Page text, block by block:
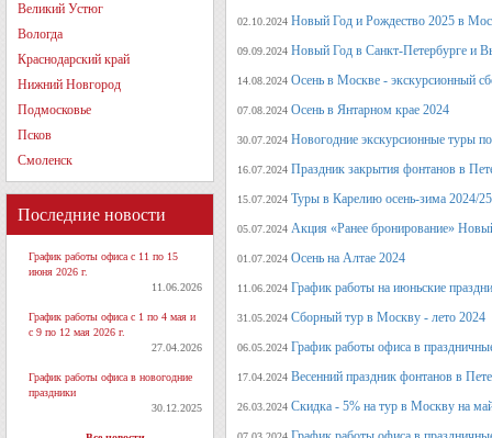
Великий Устюг
Вологда
Краснодарский край
Нижний Новгород
Подмосковье
Псков
Смоленск
Последние новости
График работы офиса с 11 по 15
июня 2026 г.
11.06.2026
График работы офиса с 1 по 4 мая и
с 9 по 12 мая 2026 г.
27.04.2026
График работы офиса в новогодние
праздники
30.12.2025
02.10.2024 Новый Год и Рождество 2025 в
09.09.2024 Новый Год в Санкт-Петербурге и
14.08.2024 Осень в Москве - экскурсионный
07.08.2024 Осень в Янтарном крае 2024
30.07.2024 Новогодние экскурсионные туры
16.07.2024 Праздник закрытия фонтанов в
15.07.2024 Туры в Карелию осень-зима 2024/25
05.07.2024 Акция «Ранее бронирование»
01.07.2024 Осень на Алтае 2024
11.06.2024 График работы на июньские
31.05.2024 Сборный тур в Москву - лето 2024
06.05.2024 График работы офиса в
17.04.2024 Весенний праздник фонтанов в
26.03.2024 Скидка - 5% на тур в Москву на